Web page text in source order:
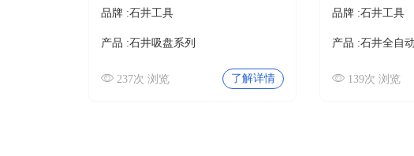
品牌 :石井工具
产品 :石井吸盘系列
237次 浏览 了解详情
品牌 :石井工具
产品 :石井全自
139次 浏览